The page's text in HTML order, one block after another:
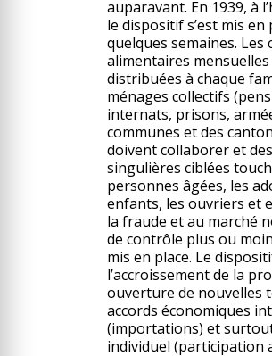
auparavant. En 1939, à
le dispositif s’est mis en
quelques semaines. Les
alimentaires
distribuées à chaque
ménages collectifs
internats, prisons,
communes et des
doivent collaborer et
singulières ciblées
personnes âgées, les
enfants, les ouvriers et
la fraude et au marché
de contrôle plus ou
mis en place. Le
l’accroissement de la
ouverture de nouvelles
accords économiques
(importations) et
individuel (participation